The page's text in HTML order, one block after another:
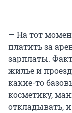
— На тот
платить за
зарплаты.
жилье и
какие-то
косметику,
откладывать,